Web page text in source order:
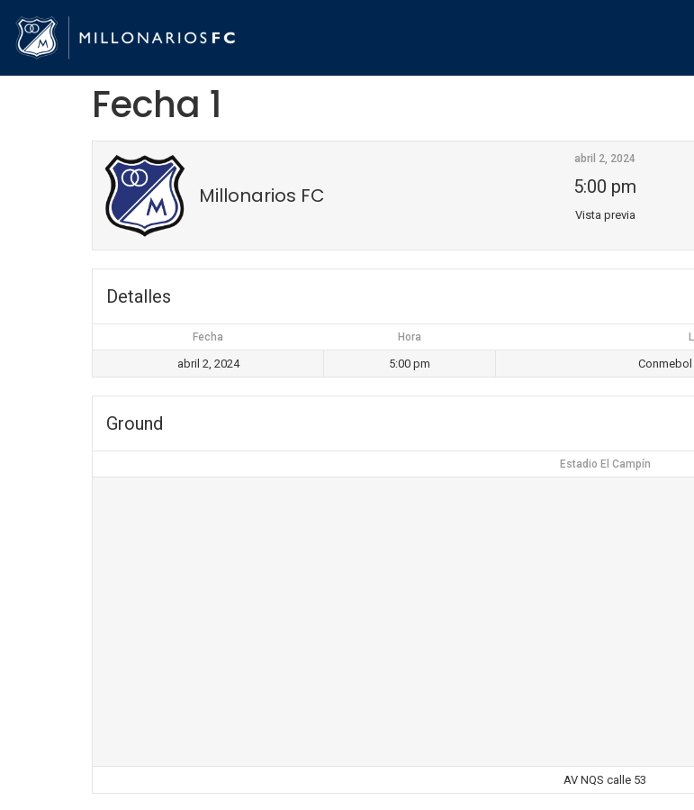
Fecha 1
Millonarios FC
abril 2, 2024
5:00 pm
Vista previa
Detalles
Fecha Hora
abril 2, 2024 5:00 pm
Ground
Estadio El Campín
AV NQS calle 53